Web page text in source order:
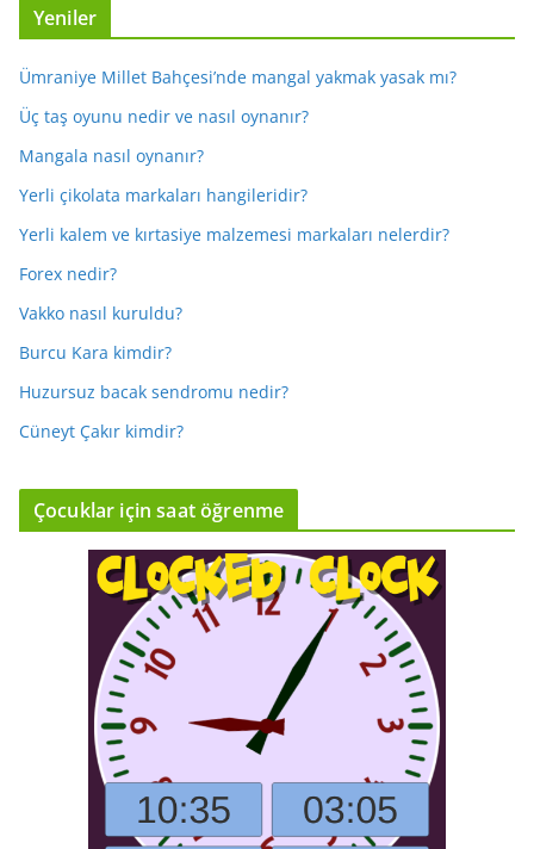
Yeniler
Ümraniye Millet Bahçesi’nde mangal yakmak yasak mı?
Üç taş oyunu nedir ve nasıl oynanır?
Mangala nasıl oynanır?
Yerli çikolata markaları hangileridir?
Yerli kalem ve kırtasiye malzemesi markaları nelerdir?
Forex nedir?
Vakko nasıl kuruldu?
Burcu Kara kimdir?
Huzursuz bacak sendromu nedir?
Cüneyt Çakır kimdir?
Çocuklar için saat öğrenme